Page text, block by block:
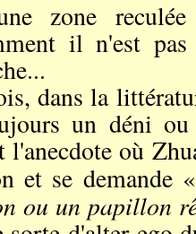
zone
il n'est
dans la
un déni
l'anecdote où
et se demande
ou un papillon